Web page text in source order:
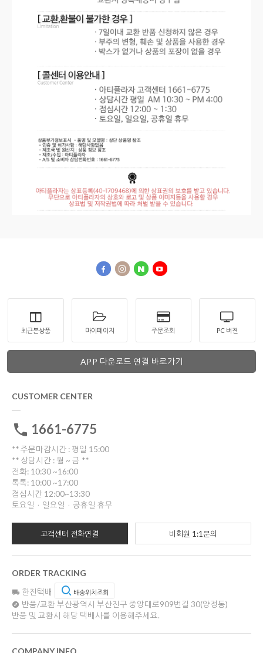
최근본상품 마이페이지 주문조회 PC 버젼
APP 다운로드 연결 바로가기
CUSTOMER CENTER
1661-6775
** 주문마감시간 : 평일 15:00
** 상담시간 : 월 ~ 금 **
전화: 10:30 ~16:00
톡톡: 10:00 ~17:00
점심시간 12:00~13:30
토요일ㆍ일요일ㆍ공휴일 휴무
고객센터 전화연결 비회원 1:1문의
ORDER TRACKING
한진택배 배송위치조회
반품/교환 부산광역시 부산진구 중앙대로909번길 30(양정동)
반품 및 교환시 해당 택배사를 이용해주세요.
COMPANY INFO